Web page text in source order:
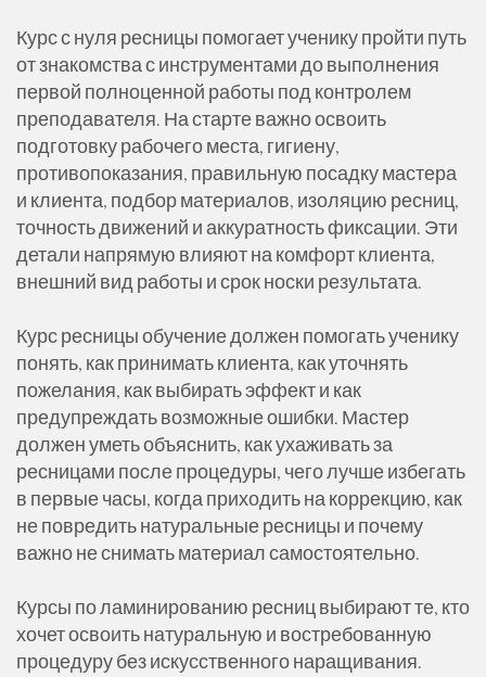
Курс с нуля ресницы помогает ученику пройти путь
от знакомства с инструментами до выполнения
первой полноценной работы под контролем
преподавателя. На старте важно освоить
подготовку рабочего места, гигиену,
противопоказания, правильную посадку мастера
и клиента, подбор материалов, изоляцию ресниц,
точность движений и аккуратность фиксации. Эти
детали напрямую влияют на комфорт клиента,
внешний вид работы и срок носки результата.
Курс ресницы обучение должен помогать ученику
понять, как принимать клиента, как уточнять
пожелания, как выбирать эффект и как
предупреждать возможные ошибки. Мастер
должен уметь объяснить, как ухаживать за
ресницами после процедуры, чего лучше избегать
в первые часы, когда приходить на коррекцию, как
не повредить натуральные ресницы и почему
важно не снимать материал самостоятельно.
Курсы по ламинированию ресниц выбирают те, кто
хочет освоить натуральную и востребованную
процедуру без искусственного наращивания.